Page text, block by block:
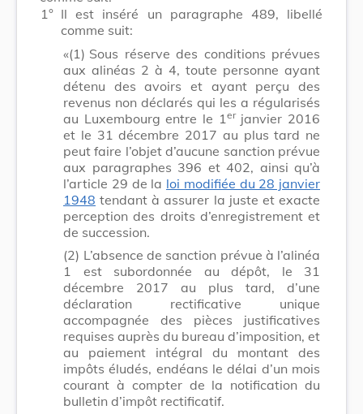
1° Il est inséré un paragraphe 489, libellé
comme suit:
«(1) Sous réserve des conditions prévues
aux alinéas 2 à 4, toute personne ayant
détenu des avoirs et ayant perçu des
revenus non déclarés qui les a régularisés
au Luxembourg entre le 1 erjanvier 2016
et le 31 décembre 2017 au plus tard ne
peut faire l’objet d’aucune sanction prévue
aux paragraphes 396 et 402, ainsi qu’à
l’article 29 de la loi modifiée du 28 janvier
1948 tendant à assurer la juste et exacte
perception des droits d’enregistrement et
de succession.
(2) L’absence de sanction prévue à l’alinéa
1 est subordonnée au dépôt, le 31
décembre 2017 au plus tard, d’une
déclaration rectificative unique
accompagnée des pièces justificatives
requises auprès du bureau d’imposition, et
au paiement intégral du montant des
impôts éludés, endéans le délai d’un mois
courant à compter de la notification du
bulletin d’impôt rectificatif.